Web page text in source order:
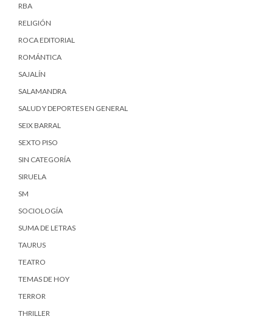
RBA
RELIGIÓN
ROCA EDITORIAL
ROMÁNTICA
SAJALÍN
SALAMANDRA
SALUD Y DEPORTES EN GENERAL
SEIX BARRAL
SEXTO PISO
SIN CATEGORÍA
SIRUELA
SM
SOCIOLOGÍA
SUMA DE LETRAS
TAURUS
TEATRO
TEMAS DE HOY
TERROR
THRILLER